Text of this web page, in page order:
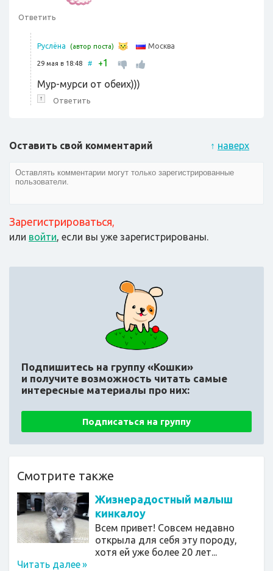
Ответить
Руслёна (автор поста) Москва
29 мая в 18:48 # +1
Мур-мурси от обеих)))
↑ Ответить
↑ наверх
Оставить свой комментарий
Зарегистрироваться,
или войти, если вы уже зарегистрированы.
Подпишитесь на группу «Кошки»
и получите возможность читать самые
интересные материалы про них:
Подписаться на группу
Смотрите также
Жизнерадостный малыш
кинкалоу
Всем привет! Совсем недавно
открыла для себя эту породу,
хотя ей уже более 20 лет...
Читать далее»